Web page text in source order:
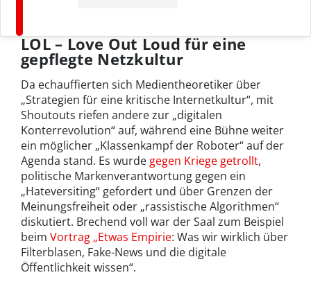
LOL – Love Out Loud für eine
gepflegte Netzkultur
Da echauffierten sich Medientheoretiker über
„Strategien für eine kritische Internetkultur“, mit
Shoutouts riefen andere zur „digitalen
Konterrevolution“ auf, während eine Bühne weiter
ein möglicher „Klassenkampf der Roboter“ auf der
Agenda stand. Es wurde gegen Kriege getrollt,
politische Markenverantwortung gegen ein
„Hateversiting“ gefordert und über Grenzen der
Meinungsfreiheit oder „rassistische Algorithmen“
diskutiert. Brechend voll war der Saal zum Beispiel
beim Vortrag „Etwas Empirie: Was wir wirklich über
Filterblasen, Fake-News und die digitale
Öffentlichkeit wissen“.